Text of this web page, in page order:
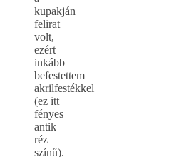
kupakján
felirat
volt,
ezért
inkább
befestettem
akrilfestékkel
(ez itt
fényes
antik
réz
színű).